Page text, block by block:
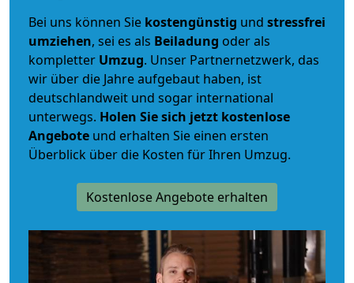
Bei uns können Sie kostengünstig und stressfrei
umziehen, sei es als Beiladung oder als
kompletter Umzug. Unser Partnernetzwerk, das
wir über die Jahre aufgebaut haben, ist
deutschlandweit und sogar international
unterwegs. Holen Sie sich jetzt kostenlose
Angebote und erhalten Sie einen ersten
Überblick über die Kosten für Ihren Umzug.
Kostenlose Angebote erhalten